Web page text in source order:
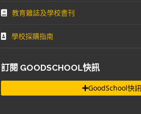
教育雜誌及學校書刊
學校採購指南
訂閱 GOODSCHOOL快訊
GoodSchool快訊